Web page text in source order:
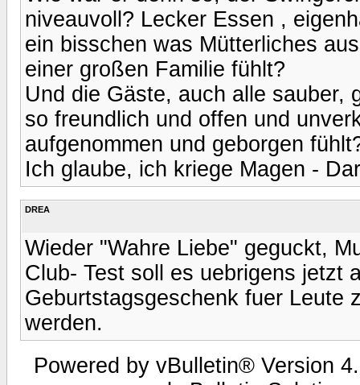
niveauvoll? Lecker Essen ,
ein bisschen was Mütterliches
einer großen Familie fühlt?
Und die Gäste, auch alle sauber,
so freundlich und offen und
aufgenommen und geborgen
Ich glaube, ich kriege Magen -
DREA
Wieder "Wahre Liebe" geguckt,
Club- Test soll es uebrigens jetzt
Geburtstagsgeschenk fuer Leute
werden.
Powered by vBulletin® Version